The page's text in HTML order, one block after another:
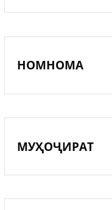
НОМНОМА
МУҲОҶИРАТ